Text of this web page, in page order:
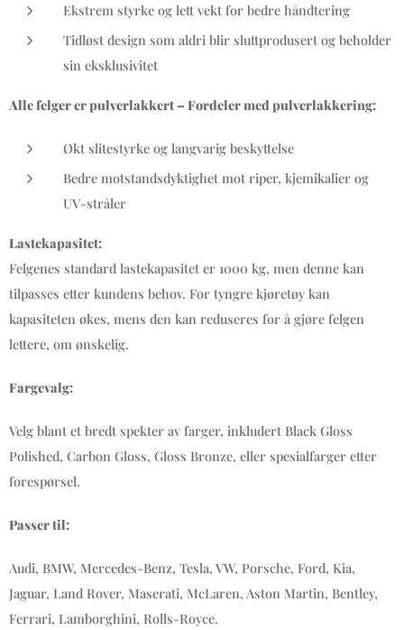
Ekstrem styrke og lett vekt for bedre håndtering
Tidløst design som aldri blir sluttprodusert og beholder
sin eksklusivitet
Alle felger er pulverlakkert – Fordeler med pulverlakkering:
Økt slitestyrke og langvarig beskyttelse
Bedre motstandsdyktighet mot riper, kjemikalier og
UV-stråler
Lastekapasitet:
Felgenes standard lastekapasitet er 1000 kg, men denne kan
tilpasses etter kundens behov. For tyngre kjøretøy kan
kapasiteten økes, mens den kan reduseres for å gjøre felgen
lettere, om ønskelig.
Fargevalg:
Velg blant et bredt spekter av farger, inkludert Black Gloss
Polished, Carbon Gloss, Gloss Bronze, eller spesialfarger etter
forespørsel.
Passer til:
Audi, BMW, Mercedes-Benz, Tesla, VW, Porsche, Ford, Kia,
Jaguar, Land Rover, Maserati, McLaren, Aston Martin, Bentley,
Ferrari, Lamborghini, Rolls-Royce.